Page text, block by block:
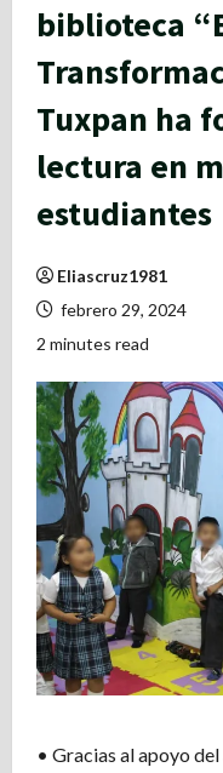
biblioteca
Tuxpan ha
lectura en
estudiantes
Eliascruz1981
febrero 29, 2024
2 minutes read
• Gracias al apoyo